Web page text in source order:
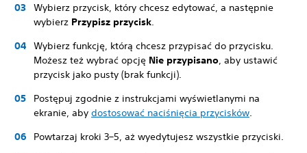
Wybierz przycisk, który chcesz edytować, a następnie
wybierz Przypisz przycisk
Wybierz funkcję, którą chcesz przypisać do przycisku.
Możesz też wybrać opcję Nie przypisano , aby ustawić
przycisk jako pusty (brak funkcji).
Postępuj zgodnie z instrukcjami wyświetlanymi na
ekranie, aby dostosować naciśnięcia przycisków
Powtarzaj kroki 3–5, aż wyedytujesz wszystkie przyciski.